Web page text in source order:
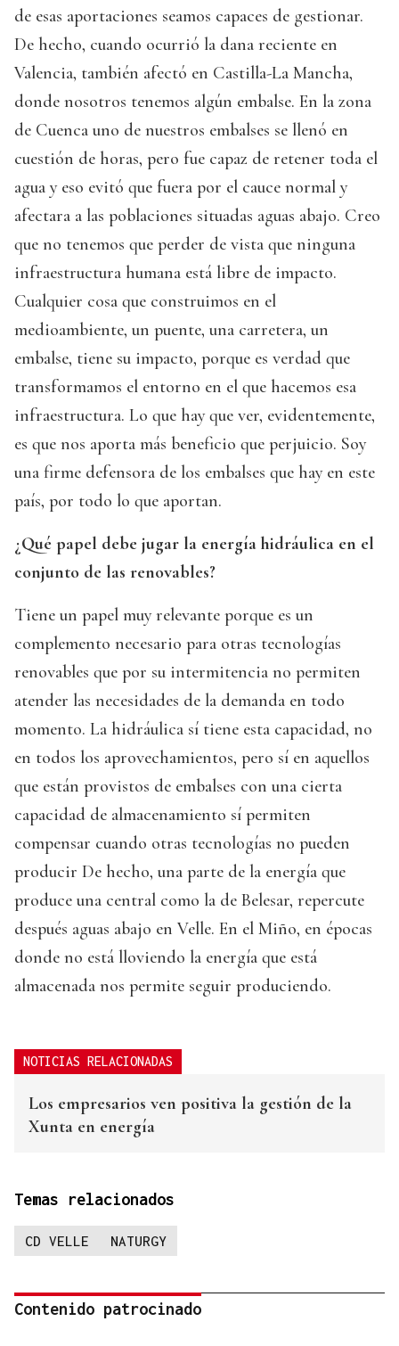
de esas aportaciones seamos capaces de gestionar.
De hecho, cuando ocurrió la dana reciente en
Valencia, también afectó en Castilla-La Mancha,
donde nosotros tenemos algún embalse. En la zona
de Cuenca uno de nuestros embalses se llenó en
cuestión de horas, pero fue capaz de retener toda el
agua y eso evitó que fuera por el cauce normal y
afectara a las poblaciones situadas aguas abajo. Creo
que no tenemos que perder de vista que ninguna
infraestructura humana está libre de impacto.
Cualquier cosa que construimos en el
medioambiente, un puente, una carretera, un
embalse, tiene su impacto, porque es verdad que
transformamos el entorno en el que hacemos esa
infraestructura. Lo que hay que ver, evidentemente,
es que nos aporta más beneficio que perjuicio. Soy
una firme defensora de los embalses que hay en este
país, por todo lo que aportan.
¿Qué papel debe jugar la energía hidráulica en el
conjunto de las renovables?
Tiene un papel muy relevante porque es un
complemento necesario para otras tecnologías
renovables que por su intermitencia no permiten
atender las necesidades de la demanda en todo
momento. La hidráulica sí tiene esta capacidad, no
en todos los aprovechamientos, pero sí en aquellos
que están provistos de embalses con una cierta
capacidad de almacenamiento sí permiten
compensar cuando otras tecnologías no pueden
producir De hecho, una parte de la energía que
produce una central como la de Belesar, repercute
después aguas abajo en Velle. En el Miño, en épocas
donde no está lloviendo la energía que está
almacenada nos permite seguir produciendo.
NOTICIAS RELACIONADAS
Los empresarios ven positiva la gestión de la
Xunta en energía
Temas relacionados
CD VELLE NATURGY
Contenido patrocinado